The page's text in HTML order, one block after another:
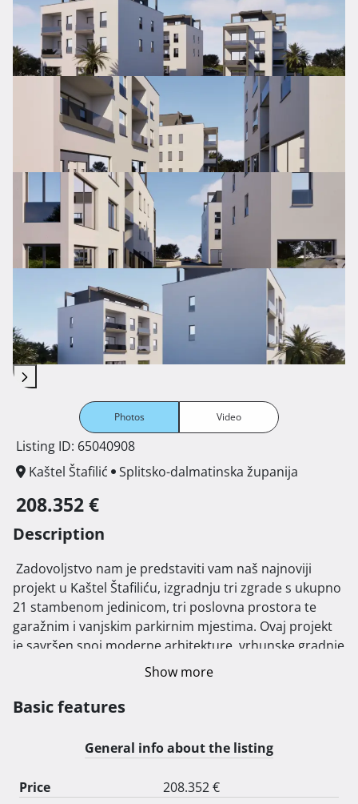
Photos Video
Listing ID: 65040908
Kaštel Štafilić
Splitsko-dalmatinska županija
208.352 €
Description
projekt u Kaštel Štafiliću, izgradnju tri zgrade s ukupno
21 stambenom jedinicom, tri poslovna prostora te
garažnim i vanjskim parkirnim mjestima. Ovaj projekt
je savršen spoj moderne arhitekture, vrhunske gradnje
Zgrade su smještene na jednoj od najatraktivnijih
za kupnju vrhunskih stanova, koji se nalaze samo 50
metara zračne linije od obale, omogućavajući vam da
svakodnevno uživate u brojnim prednostima
mediteranskog načina života.
Show more
Basic features
General info about the listing
Price
208.352 €